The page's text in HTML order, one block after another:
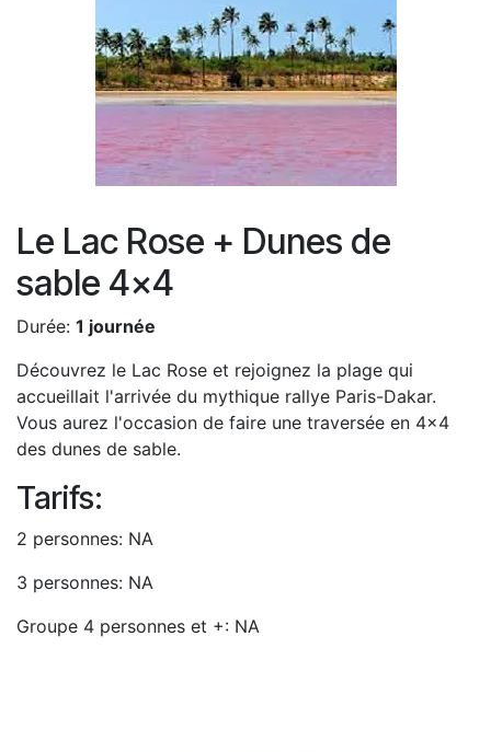
Le Lac Rose + Dunes de
sable 4x4
Durée: 1 journée
Découvrez le Lac Rose et rejoignez la plage qui
accueillait l'arrivée du mythique rallye Paris-Dakar.
Vous aurez l'occasion de faire une traversée en 4x4
des dunes de sable.
Tarifs:
2 personnes: NA
3 personnes: NA
Groupe 4 personnes et +: NA